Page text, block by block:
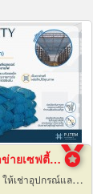
ให้เช่าตาข่ายเซฟตี้กันตก Safety net
ให้เช่าอุปกรณ์และเครื่องใช้สำหรับผู้รับเหมาก่อสร้าง